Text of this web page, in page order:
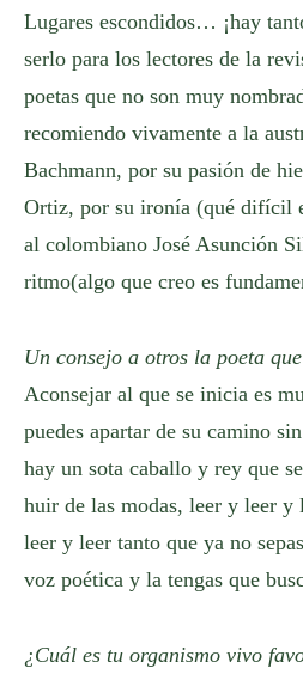
Lugares escondidos… ¡hay
serlo para los lectores de la
poetas que no son muy
recomiendo vivamente a la
Bachmann, por su pasión de
Ortiz, por su ironía (qué difícil
al colombiano José Asunción
ritmo(algo que creo es
Un consejo a otros la poeta
Aconsejar al que se inicia es
puedes apartar de su camino
hay un sota caballo y rey que
huir de las modas, leer y leer
leer y leer tanto que ya no
voz poética y la tengas que
¿Cuál es tu organismo vivo